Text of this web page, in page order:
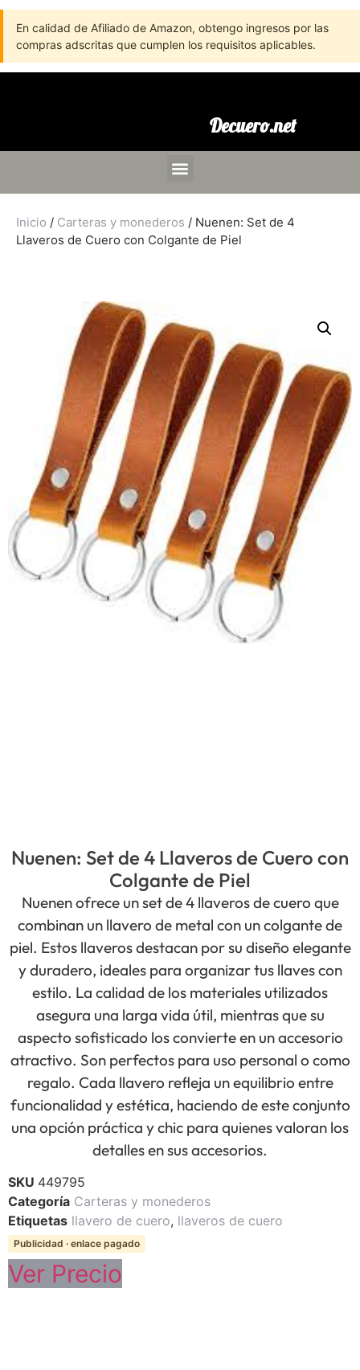
En calidad de Afiliado de Amazon, obtengo ingresos por las
compras adscritas que cumplen los requisitos aplicables.
Decuero.net
Inicio / Carteras y monederos / Nuenen: Set de 4
Llaveros de Cuero con Colgante de Piel
Nuenen: Set de 4 Llaveros de Cuero con
Colgante de Piel
Nuenen ofrece un set de 4 llaveros de cuero que
combinan un llavero de metal con un colgante de
piel. Estos llaveros destacan por su diseño elegante
y duradero, ideales para organizar tus llaves con
estilo. La calidad de los materiales utilizados
asegura una larga vida útil, mientras que su
aspecto sofisticado los convierte en un accesorio
atractivo. Son perfectos para uso personal o como
regalo. Cada llavero refleja un equilibrio entre
funcionalidad y estética, haciendo de este conjunto
una opción práctica y chic para quienes valoran los
detalles en sus accesorios.
SKU 449795
Categoría Carteras y monederos
Etiquetas llavero de cuero, llaveros de cuero
Publicidad · enlace pagado
Ver Precio